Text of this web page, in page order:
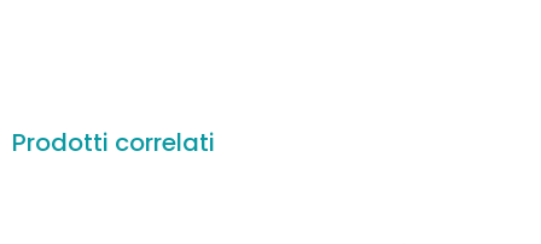
Prodotti correlati